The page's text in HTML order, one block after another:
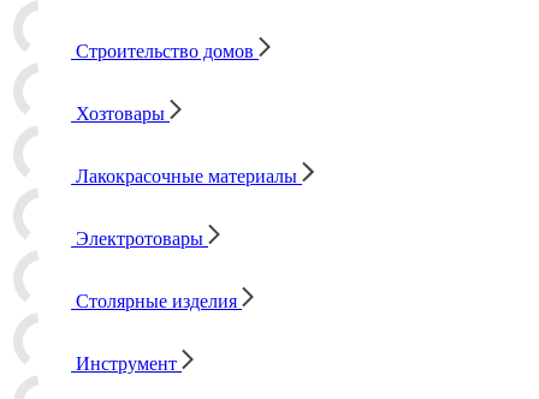
Строительство домов
Хозтовары
Лакокрасочные материалы
Электротовары
Столярные изделия
Инструмент